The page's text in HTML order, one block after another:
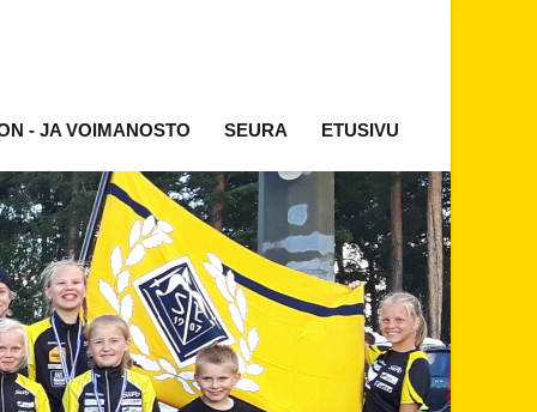
- JA VOIMANOSTO SEURA ETUSIVU